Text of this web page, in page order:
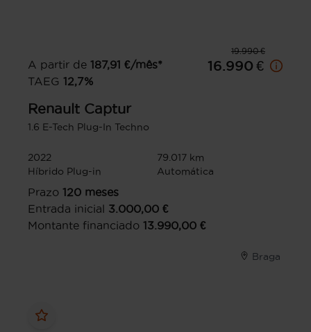
19.990 €
A partir de 187,91 €/mês*
TAEG 12,7%
16.990 €
Renault Captur
1.6 E-Tech Plug-In Techno
2022
79.017 km
Híbrido Plug-in
Automática
Prazo 120 meses
Entrada inicial 3.000,00 €
Montante financiado 13.990,00 €
Braga